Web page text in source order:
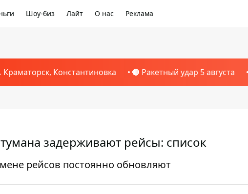
Шоу-биз Лайт О нас Реклама
Константиновка 🔴 Ракетный удар 5 августа
задерживают рейсы: список
рейсов постоянно обновляют